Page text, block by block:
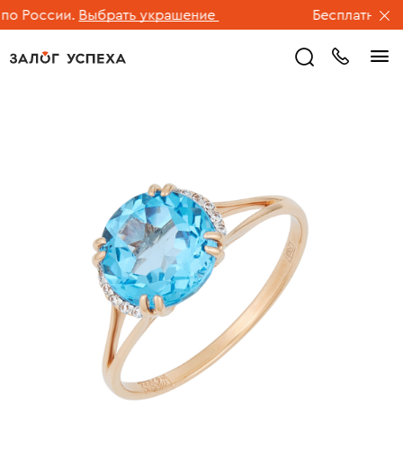
России. Выбрать украшение Бесплатная